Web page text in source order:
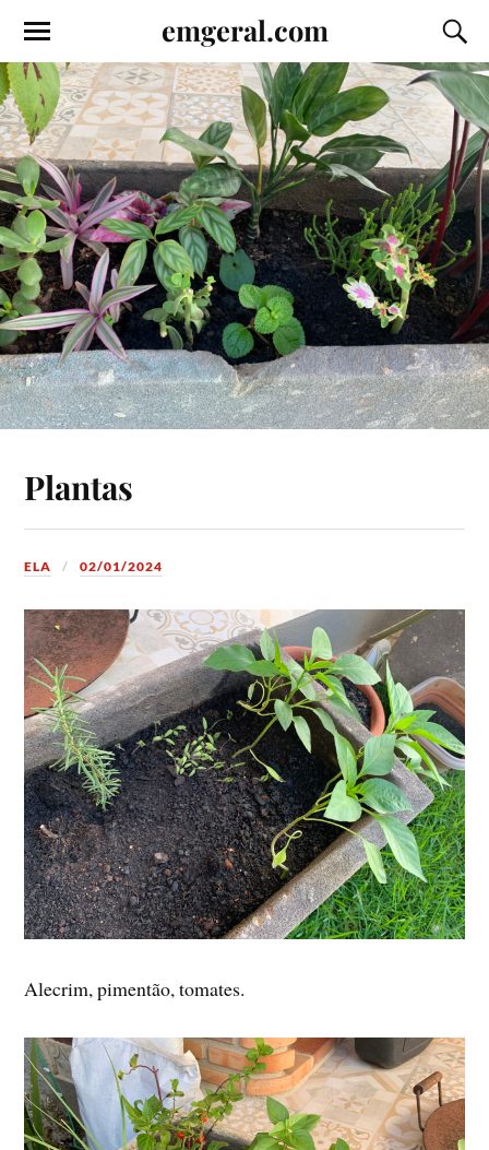
emgeral.com
Plantas
ELA 02/01/2024
Alecrim, pimentão, tomates.